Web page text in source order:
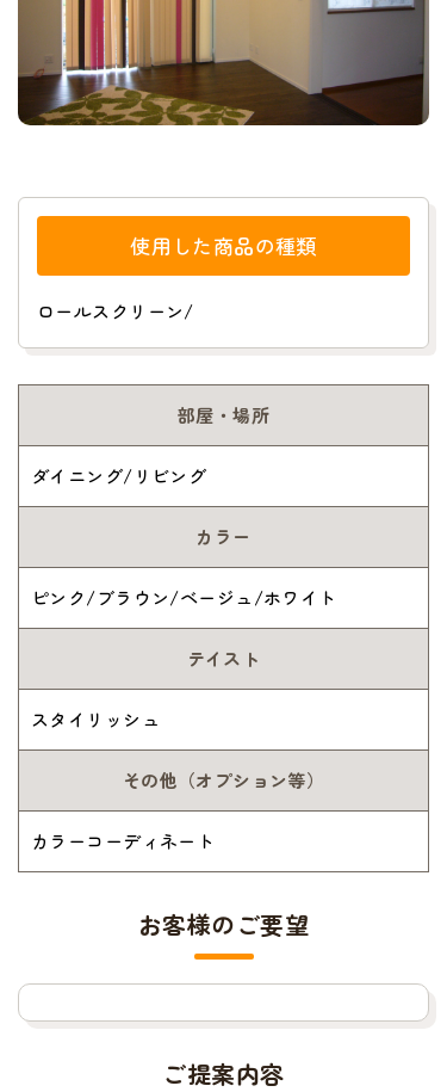
使用した商品の種類
ロールスクリーン/
部屋・場所
ダイニング/リビング
カラー
ピンク/ブラウン/ベージュ/ホワイト
テイスト
スタイリッシュ
その他（オプション等）
カラーコーディネート
お客様のご要望
ご提案内容